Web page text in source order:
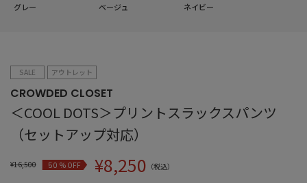
グレー ベージュ ネイビー
SALE アウトレット
CROWDED CLOSET
＜COOL DOTS＞プリントスラックスパンツ
（セットアップ対応）
¥16,500 50% OFF ¥8,250 （税込）